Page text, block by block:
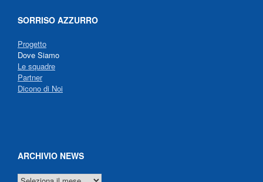
SORRISO AZZURRO
Progetto
Dove Siamo
Le squadre
Partner
Dicono di Noi
ARCHIVIO NEWS
ARCHIVIO